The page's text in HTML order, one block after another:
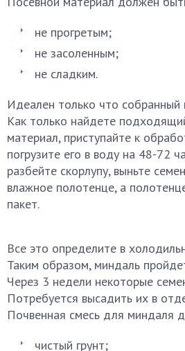
не прогретым;
не засоленным;
не сладким.
Идеален только что собранный
Как только найдете
материал, приступайте к
погрузите его в воду на 48-72
разбейте скорлупу, выньте
влажное полотенце, а
пакет.
Все это определите в
Таким образом, миндаль
Через 3 недели некоторые
Потребуется высадить их в
Почвенная смесь для миндаля
чистый грунт;